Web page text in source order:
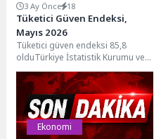
3 Ay Önce 18
Tüketici Güven Endeksi,
Mayıs 2026
Tüketici güven endeksi 85,8
olduTürkiye İstatistik Kurumu ve
Türkiye Cumhuriyet Merkez
Bankası işbirliği ile yürütülen...
Ekonomi